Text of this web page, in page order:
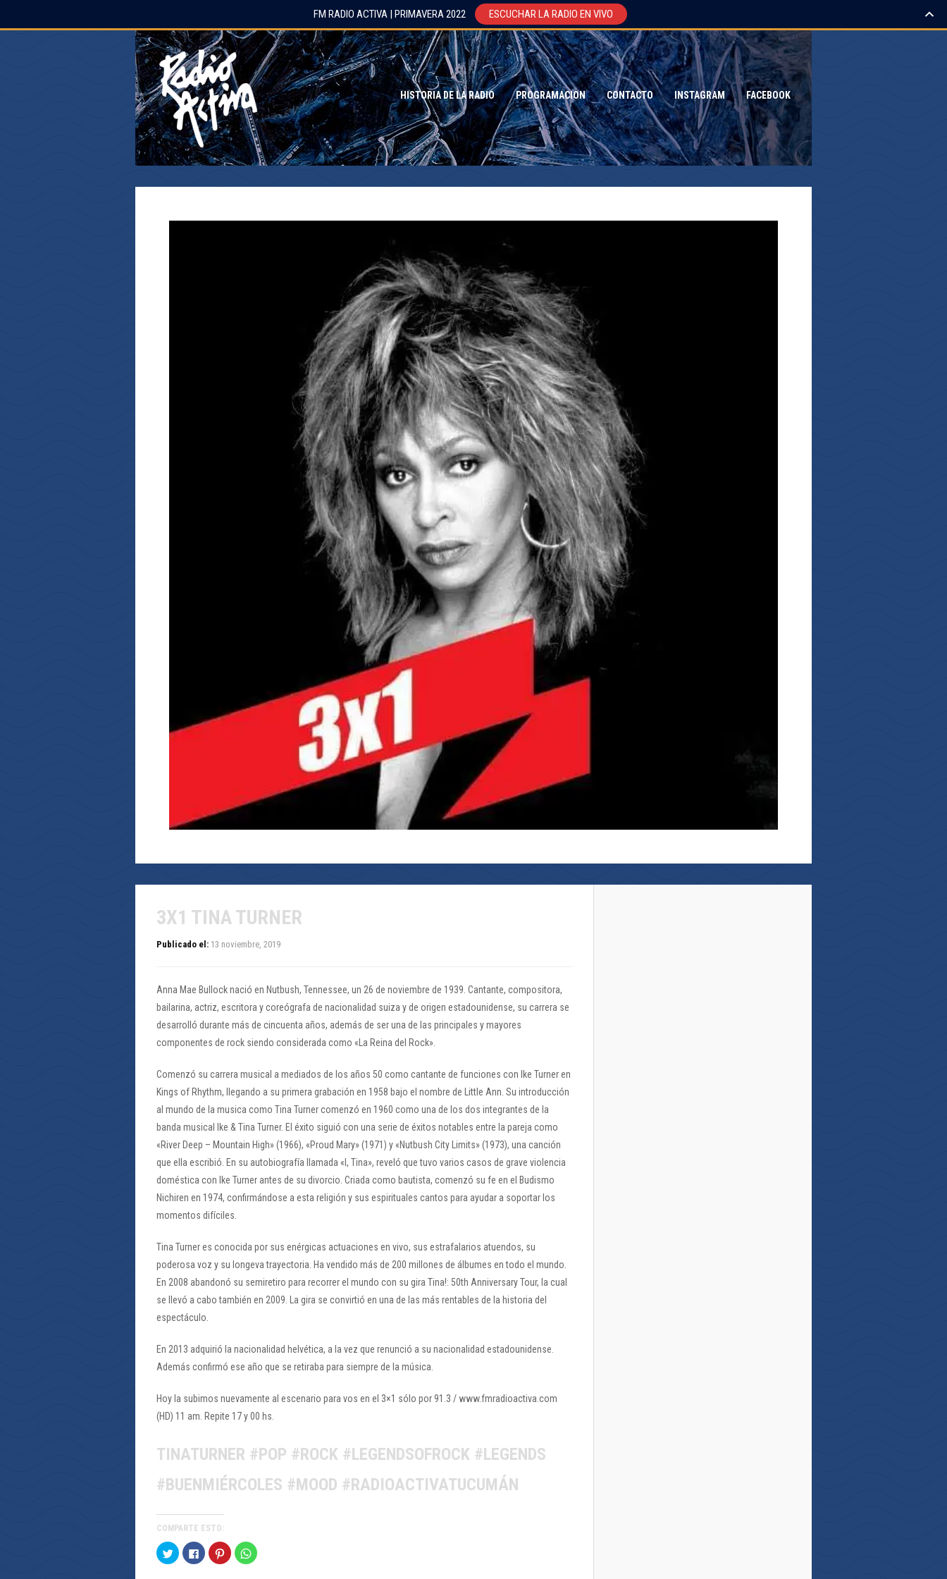
HISTORIA DE LA RADIO PROGRAMACION CONTACTO INSTAGRAM FACEBOOK
3X1 TINA TURNER
Publicado el: 13 noviembre, 2019
Anna Mae Bullock nació en Nutbush, Tennessee, un 26 de noviembre de 1939. Cantante, compositora,
bailarina, actriz, escritora y coreógrafa de nacionalidad suiza y de origen estadounidense, su carrera se
desarrolló durante más de cincuenta años, además de ser una de las principales y mayores
componentes de rock siendo considerada como «La Reina del Rock».
Comenzó su carrera musical a mediados de los años 50 como cantante de funciones con Ike Turner en
Kings of Rhythm, llegando a su primera grabación en 1958 bajo el nombre de Little Ann. Su introducción
al mundo de la musica como Tina Turner comenzó en 1960 como una de los dos integrantes de la
banda musical Ike & Tina Turner. El éxito siguió con una serie de éxitos notables entre la pareja como
«River Deep – Mountain High» (1966), «Proud Mary» (1971) y «Nutbush City Limits» (1973), una canción
que ella escribió. En su autobiografía llamada «I, Tina», reveló que tuvo varios casos de grave violencia
doméstica con Ike Turner antes de su divorcio. Criada como bautista, comenzó su fe en el Budismo
Nichiren en 1974, confirmándose a esta religión y sus espirituales cantos para ayudar a soportar los
momentos difíciles.
Tina Turner es conocida por sus enérgicas actuaciones en vivo, sus estrafalarios atuendos, su
poderosa voz y su longeva trayectoria. Ha vendido más de 200 millones de álbumes en todo el mundo.
En 2008 abandonó su semiretiro para recorrer el mundo con su gira Tina!: 50th Anniversary Tour, la cual
se llevó a cabo también en 2009. La gira se convirtió en una de las más rentables de la historia del
espectáculo.
En 2013 adquirió la nacionalidad helvética, a la vez que renunció a su nacionalidad estadounidense.
Además confirmó ese año que se retiraba para siempre de la música.
Hoy la subimos nuevamente al escenario para vos en el 3×1 sólo por 91.3 / www.fmradioactiva.com
(HD) 11 am. Repite 17 y 00 hs.
TINATURNER #POP #ROCK #LEGENDSOFROCK #LEGENDS
#BUENMIÉRCOLES #MOOD #RADIOACTIVATUCUMÁN
COMPARTE ESTO:
Haz
clic
para
Haz
clic
para
Haz
clic
para
Haz
clic
FM RADIO ACTIVA | PRIMAVERA 2022 ESCUCHAR LA RADIO EN VIVO